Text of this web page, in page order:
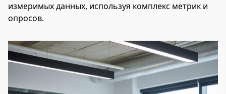
измеримых данных, используя комплекс метрик и
опросов.